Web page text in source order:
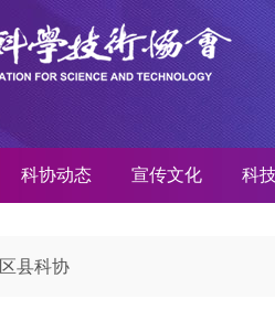
科协动态 宣传文化 科
区县科协